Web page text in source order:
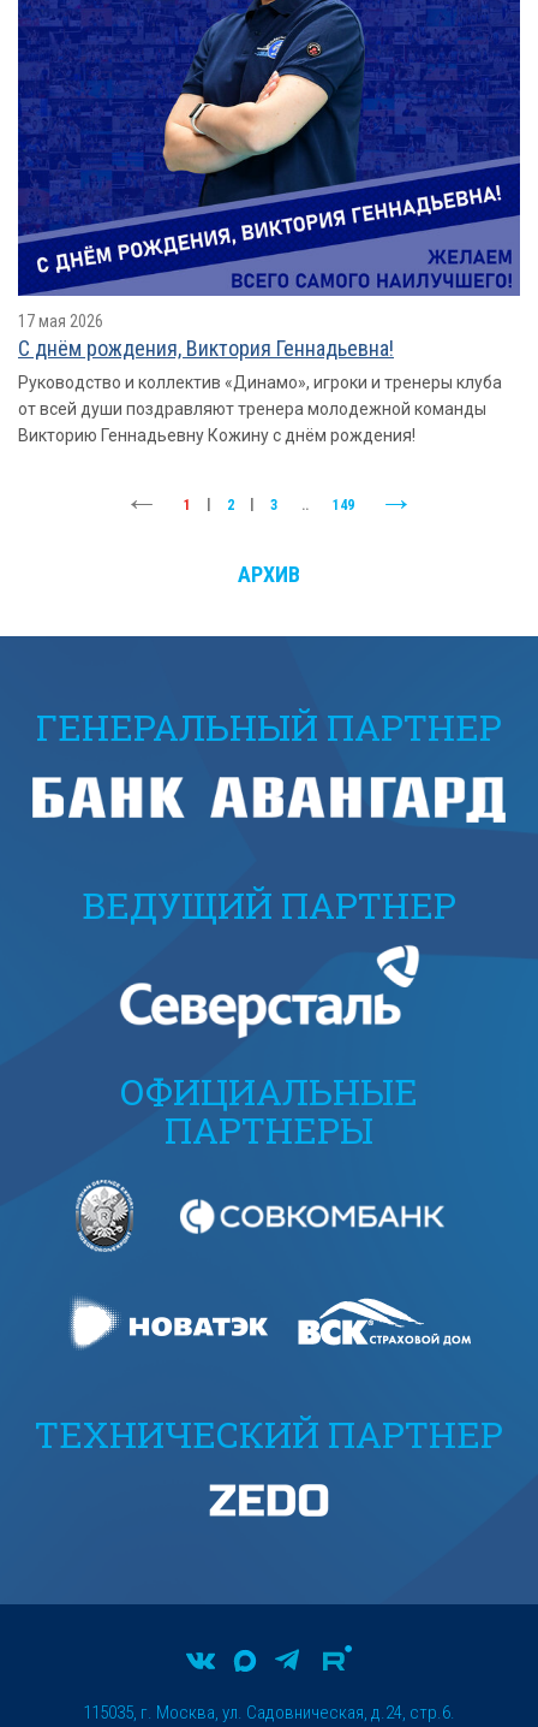
17 мая 2026
С днём рождения, Виктория Геннадьевна!
Руководство и коллектив «Динамо», игроки и тренеры клуба
от всей души поздравляют тренера молодежной команды
Викторию Геннадьевну Кожину с днём рождения!
1 2 3 .. 149
АРХИВ
ГЕНЕРАЛЬНЫЙ ПАРТНЕР
ВЕДУЩИЙ ПАРТНЕР
ОФИЦИАЛЬНЫЕ
ПАРТНЕРЫ
ТЕХНИЧЕСКИЙ ПАРТНЕР
115035, г. Москва, ул. Садовническая, д.24, стр.6.